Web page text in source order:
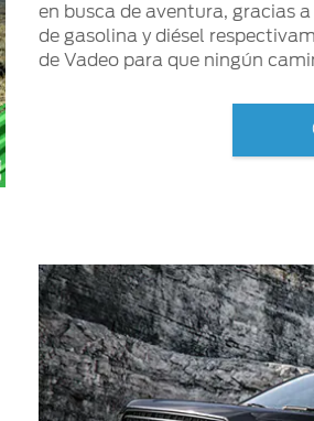
en busca de aventura, gracias
de gasolina y diésel
de Vadeo para que ningún